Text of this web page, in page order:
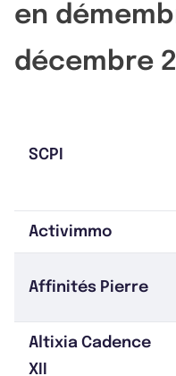
en
décembre
SCPI
Activimmo
Affinités Pierre
Altixia Cadence
XII